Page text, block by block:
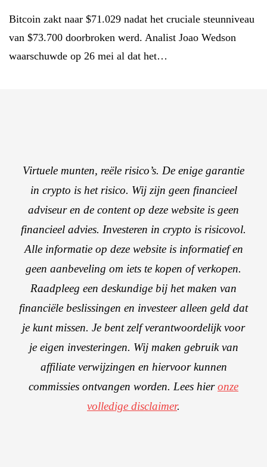
Bitcoin zakt naar $71.029 nadat het cruciale steunniveau
van $73.700 doorbroken werd. Analist Joao Wedson
waarschuwde op 26 mei al dat het…
Virtuele munten, reële risico’s. De enige garantie
in crypto is het risico. Wij zijn geen financieel
adviseur en de content op deze website is geen
financieel advies. Investeren in crypto is risicovol.
Alle informatie op deze website is informatief en
geen aanbeveling om iets te kopen of verkopen.
Raadpleeg een deskundige bij het maken van
financiële beslissingen en investeer alleen geld dat
je kunt missen. Je bent zelf verantwoordelijk voor
je eigen investeringen. Wij maken gebruik van
affiliate verwijzingen en hiervoor kunnen
commissies ontvangen worden. Lees hieronze
volledige disclaimer.